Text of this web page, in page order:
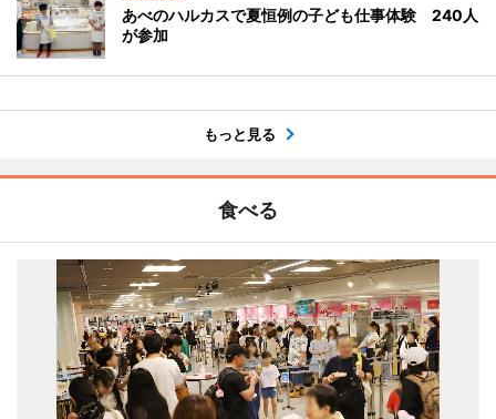
あべのハルカスで夏恒例の子ども仕事体験 240人
が参加
もっと見る
食べる